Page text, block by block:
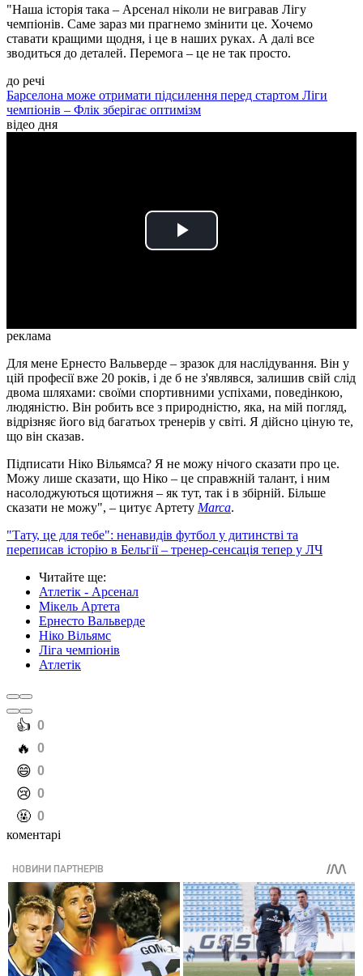
"Наша історія така – Арсенал ніколи не вигравав Лігу
чемпіонів. Саме зараз ми прагнемо змінити це. Хочемо
ставати кращими щодня, і це в наших руках. А далі все
зводиться до деталей. Перемога – це не так просто.
до речі
Барселона може отримати підсилення перед стартом Ліги
чемпіонів – Флік зберігає оптимізм
відео дня
Play
реклама
Для мене Ернесто Вальверде – зразок для наслідування. Він у
цій професії вже 20 років, і де б не з'являвся, залишив свій слід
двома шляхами: своїми спортивними успіхами, поведінкою,
людяністю. Він робить все з природністю, яка, на мій погляд,
відрізняє його від багатьох тренерів у світі. Я дійсно ціную те,
що він сказав.
Підписати Ніко Вільямса? Я не можу нічого сказати про це.
Можу лише сказати, що Ніко – це справжній талант, і ним
насолоджуються щотижня – як тут, так і в збірній. Більше
сказати не можу", – цитує Артету Marca.
"Тату, це для тебе": ненавидів футбол у дитинстві та
переписав історію в Бельгії – тренер-сенсація тепер у ЛЧ
Читайте ще:
Атлетік - Арсенал
Мікель Артета
Ернесто Вальверде
Ніко Вільямс
Ліга чемпіонів
Атлетік
️👍 0
️🔥 0
️😄 0
️😢 0
️🤬 0
коментарі